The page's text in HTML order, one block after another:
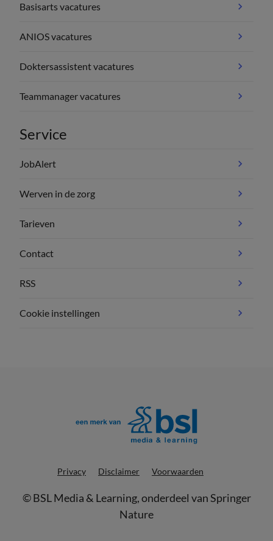
Basisarts vacatures
ANIOS vacatures
Doktersassistent vacatures
Teammanager vacatures
Service
JobAlert
Werven in de zorg
Tarieven
Contact
RSS
Cookie instellingen
Privacy Disclaimer Voorwaarden
©BSL Media & Learning, onderdeel vanSpringer
Nature